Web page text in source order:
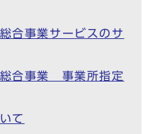
合事業サービスのサ
合事業 事業所指定
て